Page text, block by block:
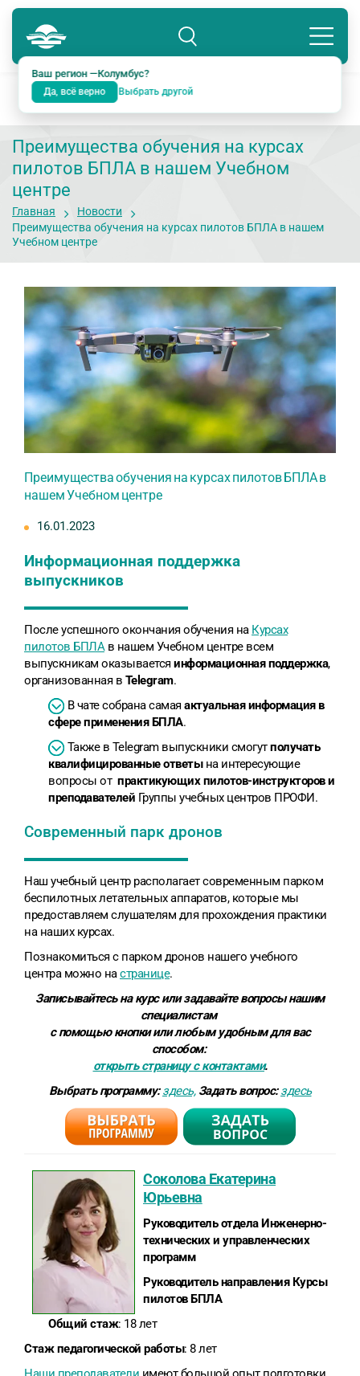
Колумбус
Подразделение: Екатеринбург
Ваш регион —Колумбус?
Да, всё верно Выбрать другой
8 800 234-18-38
Преимущества обучения на курсах
пилотов БПЛА в нашем Учебном
центре
Главная
Новости
Преимущества обучения на курсах пилотов БПЛА в нашем
Учебном центре
Преимущества обучения на курсах пилотов БПЛА в
нашем Учебном центре
16.01.2023
Информационная поддержка
выпускников
После успешного окончания обучения на Курсах
пилотов БПЛАв нашем Учебном центре всем
выпускникам оказывается информационная поддержка,
организованная в Telegram.
В чате собрана самая актуальная информация в
сфере применения БПЛА.
Также в Telegram выпускники смогутполучать
квалифицированные ответына интересующие
вопросы от практикующих пилотов-инструкторов и
преподавателей Группы учебных центров ПРОФИ.
Современный парк дронов
Наш учебный центр располагает современным парком
беспилотных летательных аппаратов, которые мы
предоставляем слушателям для прохождения практики
на наших курсах.
Познакомиться с парком дронов нашего учебного
центра можно настранице.
Записывайтесь на курс или задавайте вопросы нашим
специалистам
с помощью кнопки или любым удобным для вас
способом:
открыть страницу с контактами.
Выбрать программу:здесь, Задать вопрос:здесь
Соколова Екатерина
Юрьевна
Руководитель отдела Инженерно-
технических и управленческих
программ
Руководитель направления Курсы
пилотов БПЛА
Общий стаж: 18 лет
Стаж педагогической работы: 8 лет